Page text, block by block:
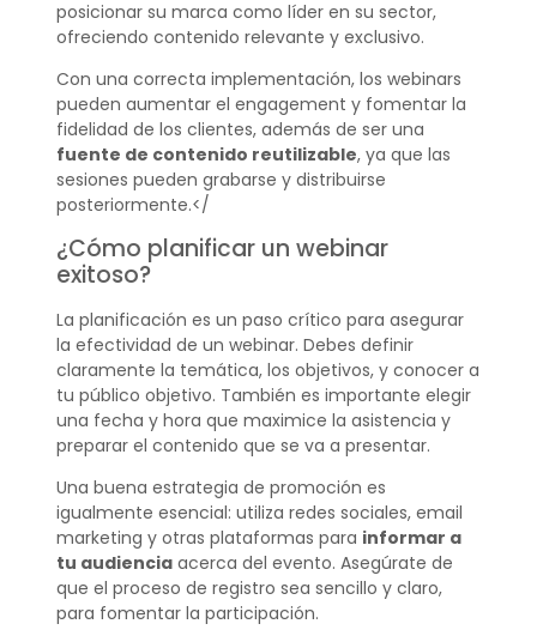
posicionar su marca como líder en su sector,
ofreciendo contenido relevante y exclusivo.
Con una correcta implementación, los webinars
pueden aumentar el engagement y fomentar la
fidelidad de los clientes, además de ser una
fuente de contenido reutilizable, ya que las
sesiones pueden grabarse y distribuirse
posteriormente.</
¿Cómo planificar un webinar
exitoso?
La planificación es un paso crítico para asegurar
la efectividad de un webinar. Debes definir
claramente la temática, los objetivos, y conocer a
tu público objetivo. También es importante elegir
una fecha y hora que maximice la asistencia y
preparar el contenido que se va a presentar.
Una buena estrategia de promoción es
igualmente esencial: utiliza redes sociales, email
marketing y otras plataformas para informar a
tu audienciaacerca del evento. Asegúrate de
que el proceso de registro sea sencillo y claro,
para fomentar la participación.